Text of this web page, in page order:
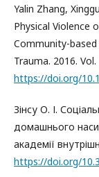
Yalin Zhang,
Physical Violence
Community-
Trauma. 2016.
https://doi.org/
Зінсу О. І.
домашнього
академії
https://doi.org/